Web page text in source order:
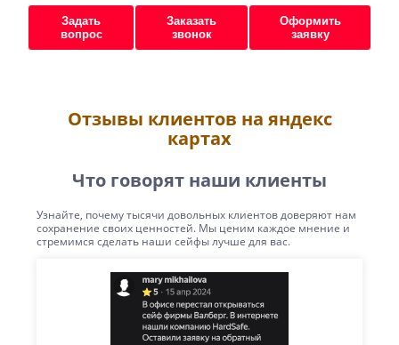
Задать
вопрос
Заказать
звонок
Оформить
заявку
Отзывы клиентов на яндекс
картах
Что говорят наши клиенты
Узнайте, почему тысячи довольных клиентов доверяют нам
сохранение своих ценностей. Мы ценим каждое мнение и
стремимся сделать наши сейфы лучше для вас.